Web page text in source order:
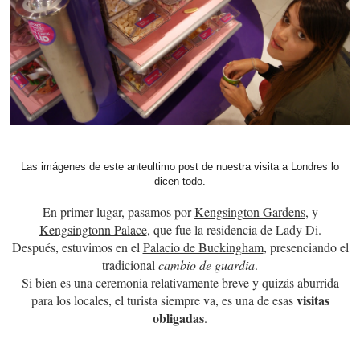
Las imágenes de este anteultimo post de nuestra visita a Londres lo
dicen todo.
En primer lugar, pasamos porKengsington Gardens, y
Kengsingtonn Palace, que fue la residencia de Lady Di.
Después, estuvimos en elPalacio de Buckingham, presenciando el
tradicionalcambio de guardia.
Si bien es una ceremonia relativamente breve y quizás aburrida
para los locales, el turista siempre va, es una de esasvisitas
obligadas.